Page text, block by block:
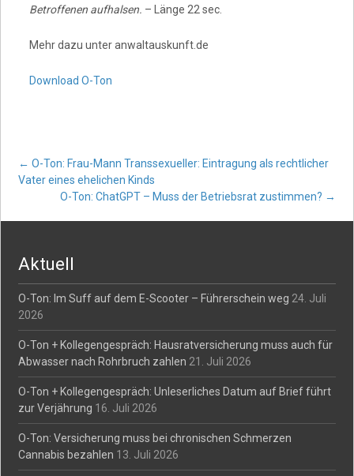
Betroffenen aufhalsen. – Länge 22 sec.
Mehr dazu unter anwaltauskunft.de
Download O-Ton
Post
navigation
← O-Ton: Frau-Mann Transsexueller: Eintragung als rechtlicher
Vater eines ehelichen Kinds
O-Ton: ChatGPT – Muss der Betriebsrat zustimmen? →
Aktuell
O-Ton: Im Suff auf dem E-Scooter – Führerschein weg 24. Juli
2026
O-Ton + Kollegengespräch: Hausratversicherung muss auch für
Abwasser nach Rohrbruch zahlen 21. Juli 2026
O-Ton + Kollegengespräch: Unleserliches Datum auf Brief führt
zur Verjährung 16. Juli 2026
O-Ton: Versicherung muss bei chronischen Schmerzen
Cannabis bezahlen 13. Juli 2026